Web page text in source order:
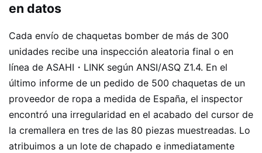
en datos
Cada envío de chaquetas bomber de más de 300
unidades recibe una inspección aleatoria final o en
línea de ASAHI・LINK según ANSI/ASQ Z1.4. En el
último informe de un pedido de 500 chaquetas de un
proveedor de ropa a medida de España, el inspector
encontró una irregularidad en el acabado del cursor de
la cremallera en tres de las 80 piezas muestreadas. Lo
atribuimos a un lote de chapado e inmediatamente